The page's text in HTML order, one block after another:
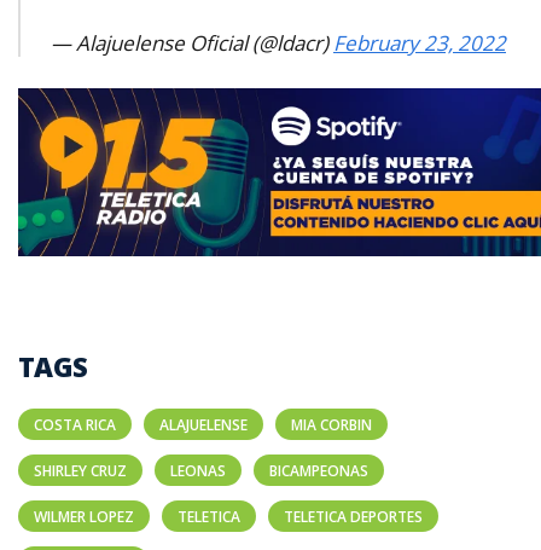
— Alajuelense Oficial (@ldacr)February 23, 2022
TAGS
COSTA RICA ALAJUELENSE MIA CORBIN
SHIRLEY CRUZ LEONAS BICAMPEONAS
WILMER LOPEZ TELETICA TELETICA DEPORTES